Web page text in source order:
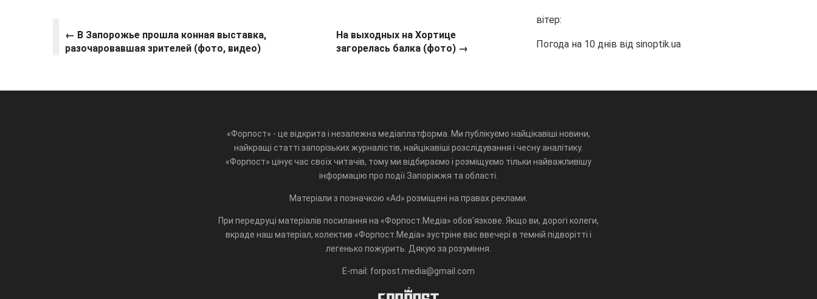
← В Запорожье прошла конная выставка,
разочаровавшая зрителей (фото, видео)
На выходных на Хортице
загорелась балка (фото) →
вітер:
Погода на 10 днів від sinoptik.ua
«Форпост» - це відкрита і незалежна медіаплатформа. Ми публікуємо найцікавіші новини,
найкращі статті запорізьких журналістів, найцікавіші розслідування і чесну аналітику.
«Форпост» цінує час своїх читачів, тому ми відбираємо і розміщуємо тільки найважливішу
інформацію про події Запоріжжя та області.
Матеріали з позначкою «Ad» розміщені на правах реклами.
При передруці матеріалів посилання на «Форпост.Медіа» обов'язкове. Якщо ви, дорогі колеги,
вкраде наш матеріал, колектив «Форпост.Медіа» зустріне вас ввечері в темній підворітті і
легенько пожурить. Дякую за розуміння.
E-mail: forpost.media@gmail.com